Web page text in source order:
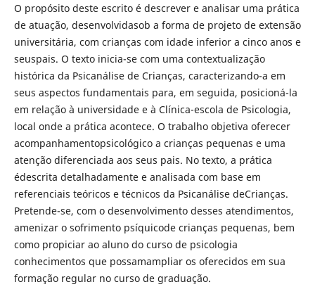
O propósito deste escrito é descrever e analisar uma prática
de atuação, desenvolvidasob a forma de projeto de extensão
universitária, com crianças com idade inferior a cinco anos e
seuspais. O texto inicia-se com uma contextualização
histórica da Psicanálise de Crianças, caracterizando-a em
seus aspectos fundamentais para, em seguida, posicioná-la
em relação à universidade e à Clínica-escola de Psicologia,
local onde a prática acontece. O trabalho objetiva oferecer
acompanhamentopsicológico a crianças pequenas e uma
atenção diferenciada aos seus pais. No texto, a prática
édescrita detalhadamente e analisada com base em
referenciais teóricos e técnicos da Psicanálise deCrianças.
Pretende-se, com o desenvolvimento desses atendimentos,
amenizar o sofrimento psíquicode crianças pequenas, bem
como propiciar ao aluno do curso de psicologia
conhecimentos que possamampliar os oferecidos em sua
formação regular no curso de graduação.